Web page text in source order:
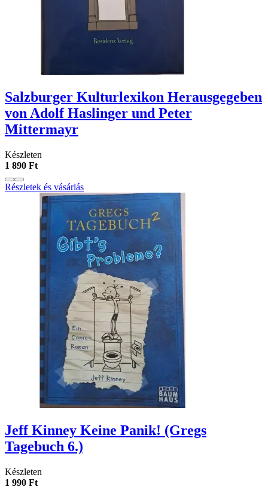
Salzburger Kulturlexikon Herausgegeben
von Adolf Haslinger und Peter
Mittermayr
Készleten
1 890 Ft
Részletek és vásárlás
Jeff Kinney Keine Panik! (Gregs
Tagebuch 6.)
Készleten
1 990 Ft